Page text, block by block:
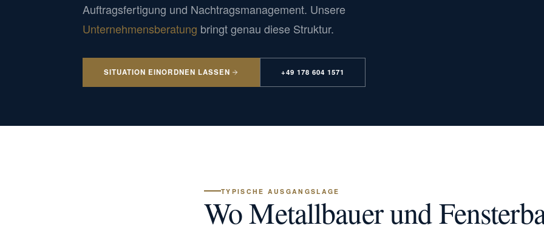
Auftragsfertigung und Nachtragsmanagement. Unsere
Unternehmensberatung bringt genau diese Struktur.
SITUATION EINORDNEN LASSEN +49 178 604 1571
TYPISCHE AUSGANGSLAGE
Wo Metallbauer und